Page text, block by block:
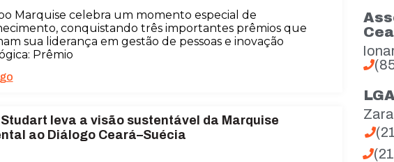
Marquise celebra um momento especial de
conquistando três importantes prêmios que
sua liderança em gestão de pessoas e inovação
Prêmio
leva a visão sustentável da Marquise
ao Diálogo Ceará–Suécia